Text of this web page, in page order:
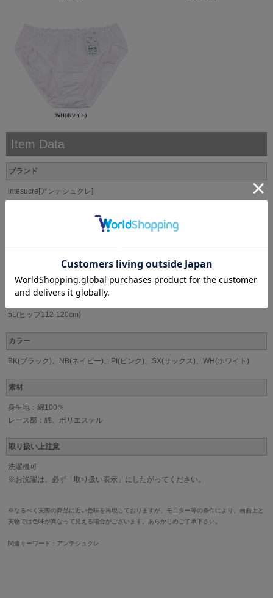
Item Data
ブランド
intesucre[アンテシュクレ]
M(ヒップ87-95cm)
L(ヒップ92-100cm)
LL(ヒップ97-105cm)
3L(ヒップ102-110cm)
5L(ヒップ112-120cm)
カラー
BK(ブラック)、NB(ネイビー)、PI(ピンク)、SX(サックス)、WH(ホワイト)
素材
身生地：綿100％
レース部：綿、ポリエステル
取り扱い上注意
洗濯機可
※お洗濯は、必ず「取り扱い表示」にしたがってください。
※なるべく実際の商品に近い色味を再現しておりますが、モニター等の条件により、画面上と
実物では色味が異なって見える場合がございます。あらかじめご了承下さい。
関連キーワード：アンテシュクレ